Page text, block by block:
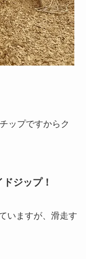
ップですからク
ジップ！
いますが、滑走す